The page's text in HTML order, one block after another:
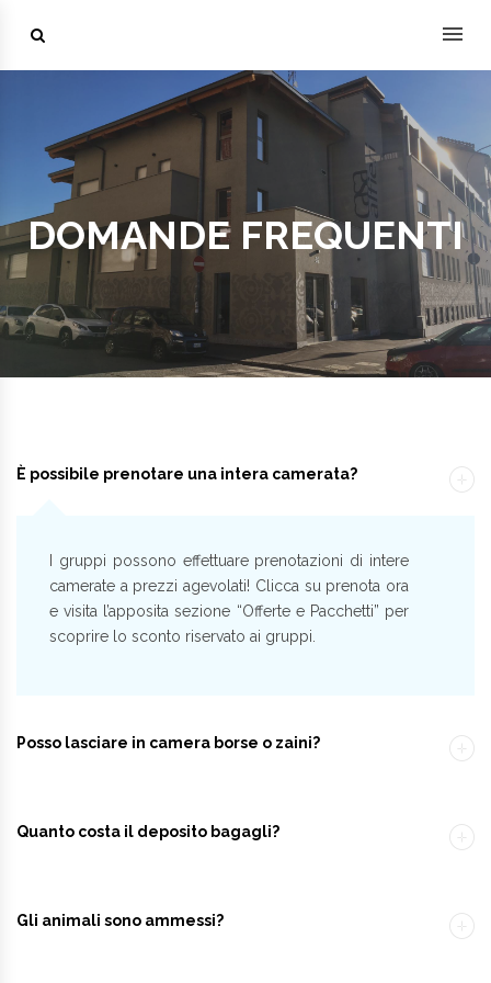
DOMANDE FREQUENTI
È possibile prenotare una intera camerata?
I gruppi possono effettuare prenotazioni di intere
camerate a prezzi agevolati! Clicca su prenota ora
e visita l’apposita sezione “Offerte e Pacchetti” per
scoprire lo sconto riservato ai gruppi.
Posso lasciare in camera borse o zaini?
Quanto costa il deposito bagagli?
Gli animali sono ammessi?